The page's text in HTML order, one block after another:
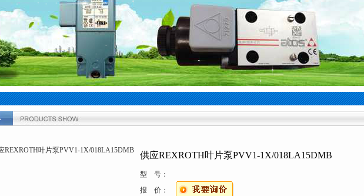
供应REXROTH叶片泵PVV1-1X/018LA15DMB
型 号：
报 价：